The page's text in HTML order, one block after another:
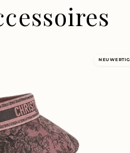
NEUWERTIG